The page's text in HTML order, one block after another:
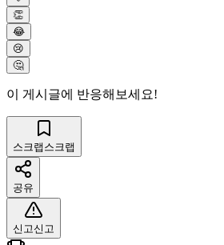
👏
😂
😢
🤔
이 게시글에 반응해보세요!
스크랩 스크랩
공유
신고신고